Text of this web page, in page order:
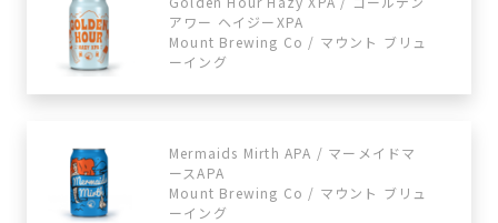
アワー ヘイジーXPA
Mount Brewing Co / マウント ブリュ
ーイング
Mermaids Mirth APA / マーメイドマ
ースAPA
Mount Brewing Co / マウント ブリュ
ーイング